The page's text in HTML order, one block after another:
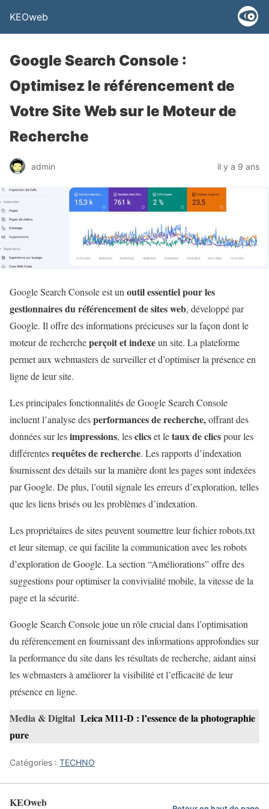
KEOweb
Google Search Console :
Optimisez le référencement de
Votre Site Web sur le Moteur de
Recherche
admin il y a 9 ans
Google Search Console est un outil essentiel pour les
gestionnaires du référencement de sites web, développé par
Google. Il offre des informations précieuses sur la façon dont le
moteur de rechercheperçoit et indexeun site. La plateforme
permet aux webmasters de surveiller et d’optimiser la présence en
ligne de leur site.
Les principales fonctionnalités de Google Search Console
incluent l’analyse desperformances de recherche,offrant des
données sur lesimpressions, lesclicset letaux de clicspour les
différentesrequêtes de recherche. Les rapports d’indexation
fournissent des détails sur la manière dont les pages sont indexées
par Google. De plus, l’outil signale les erreurs d’exploration, telles
que les liens brisés ou les problèmes d’indexation.
Les propriétaires de sites peuvent soumettre leur fichier robots.txt
et leur sitemap, ce qui facilite la communication avec les robots
d’exploration de Google. La section “Améliorations” offre des
suggestions pour optimiser la convivialité mobile, la vitesse de la
page et la sécurité.
Google Search Console joue un rôle crucial dans l’optimisation
du référencement en fournissant des informations approfondies sur
la performance du site dans les résultats de recherche, aidant ainsi
les webmasters à améliorer la visibilité et l’efficacité de leur
présence en ligne.
Media & Digital Leica M11-D : l’essence de la photographie
pure
Catégories : TECHNO
KEOweb